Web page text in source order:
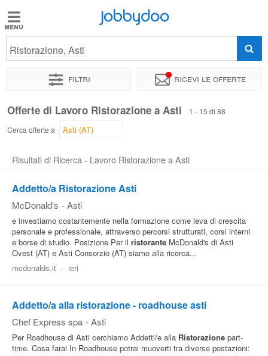
Jobbydoo
Offerte
Stipendi
Elenco
professioni
Blog
Offerte
Area
Jobbydoo
Ristorazione, Asti
Filtri Ricevi le offerte
Offerte di Lavoro Ristorazione a Asti
1 - 15 di 88
Cerca offerte a
Risultati di Ricerca - Lavoro Ristorazione a Asti
Addetto/a Ristorazione Asti
McDonald's - Asti
e investiamo costantemente nella formazione come leva di crescita
personale e professionale, attraverso percorsi strutturati, corsi interni
e borse di studio. Posizione Per il ristorante McDonald's di Asti
Ovest (AT) e Asti Consorzio (AT) siamo alla ricerca...
mcdonalds.it - ieri
Addetto/a alla ristorazione - roadhouse asti
Chef Express spa - Asti
Per Roadhouse di Asti cerchiamo Addetti/e alla Ristorazione part-
time. Cosa farai In Roadhouse potrai muoverti tra diverse postazioni: